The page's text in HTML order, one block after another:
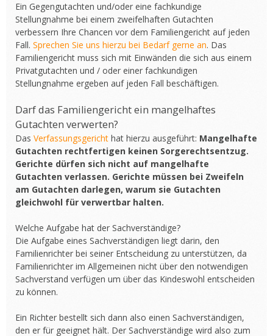
Ein Gegengutachten und/oder eine fachkundige
Stellungnahme bei einem zweifelhaften Gutachten
verbessern Ihre Chancen vor dem Familiengericht auf jeden
Fall. Sprechen Sie uns hierzu bei Bedarf gerne an. Das
Familiengericht muss sich mit Einwänden die sich aus einem
Privatgutachten und / oder einer fachkundigen
Stellungnahme ergeben auf jeden Fall beschäftigen.
Darf das Familiengericht ein mangelhaftes
Gutachten verwerten?
Das Verfassungsgericht hat hierzu ausgeführt: Mangelhafte
Gutachten rechtfertigen keinen Sorgerechtsentzug.
Gerichte dürfen sich nicht auf mangelhafte
Gutachten verlassen. Gerichte müssen bei Zweifeln
am Gutachten darlegen, warum sie Gutachten
gleichwohl für verwertbar halten.
Welche Aufgabe hat der Sachverständige?
Die Aufgabe eines Sachverständigen liegt darin, den
Familienrichter bei seiner Entscheidung zu unterstützen, da
Familienrichter im Allgemeinen nicht über den notwendigen
Sachverstand verfügen um über das Kindeswohl entscheiden
zu können.
Ein Richter bestellt sich dann also einen Sachverständigen,
den er für geeignet hält. Der Sachverständige wird also zum